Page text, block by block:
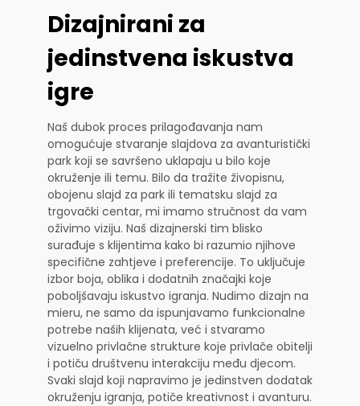
Dizajnirani za
jedinstvena iskustva
igre
Naš dubok proces prilagođavanja nam
omogućuje stvaranje slajdova za avanturistički
park koji se savršeno uklapaju u bilo koje
okruženje ili temu. Bilo da tražite živopisnu,
obojenu slajd za park ili tematsku slajd za
trgovački centar, mi imamo stručnost da vam
oživimo viziju. Naš dizajnerski tim blisko
surađuje s klijentima kako bi razumio njihove
specifične zahtjeve i preferencije. To uključuje
izbor boja, oblika i dodatnih značajki koje
poboljšavaju iskustvo igranja. Nudimo dizajn na
mieru, ne samo da ispunjavamo funkcionalne
potrebe naših klijenata, već i stvaramo
vizuelno privlačne strukture koje privlače obitelji
i potiču društvenu interakciju među djecom.
Svaki slajd koji napravimo je jedinstven dodatak
okruženju igranja, potiče kreativnost i avanturu.